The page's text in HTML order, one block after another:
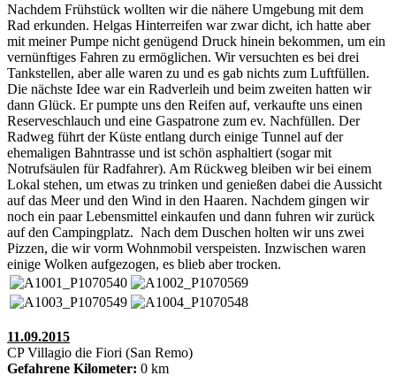
Nachdem Frühstück wollten wir die nähere Umgebung mit dem
Rad erkunden. Helgas Hinterreifen war zwar dicht, ich hatte aber
mit meiner Pumpe nicht genügend Druck hinein bekommen, um ein
vernünftiges Fahren zu ermöglichen. Wir versuchten es bei drei
Tankstellen, aber alle waren zu und es gab nichts zum Luftfüllen.
Die nächste Idee war ein Radverleih und beim zweiten hatten wir
dann Glück. Er pumpte uns den Reifen auf, verkaufte uns einen
Reserveschlauch und eine Gaspatrone zum ev. Nachfüllen. Der
Radweg führt der Küste entlang durch einige Tunnel auf der
ehemaligen Bahntrasse und ist schön asphaltiert (sogar mit
Notrufsäulen für Radfahrer). Am Rückweg bleiben wir bei einem
Lokal stehen, um etwas zu trinken und genießen dabei die Aussicht
auf das Meer und den Wind in den Haaren. Nachdem gingen wir
noch ein paar Lebensmittel einkaufen und dann fuhren wir zurück
auf den Campingplatz. Nach dem Duschen holten wir uns zwei
Pizzen, die wir vorm Wohnmobil verspeisten. Inzwischen waren
einige Wolken aufgezogen, es blieb aber trocken.
11.09.2015
CP Villagio die Fiori (San Remo)
Gefahrene Kilometer: 0 km